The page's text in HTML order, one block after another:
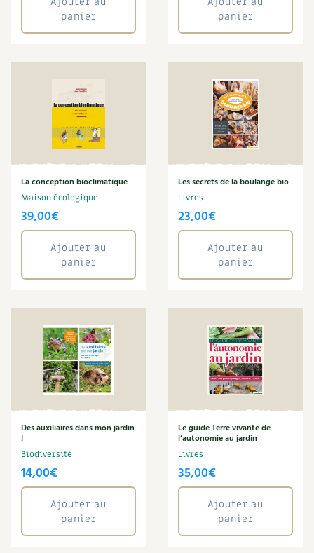
Joseph Chauffrey
Légumes
Maison écologique
Maraîchage
Marc Dufumier
Marie Chioca
Marie-Laure Tombini
Martine Cotinat
Matériaux
Mathilde Magnan
Mauvaise herbe
Maux
Meuble
Microferme
Muret
Noix
Nourriture
Obsèques
Œuf
Oiseaux
Optimiser l'espace
Organisation
Paillage
Pain
Peinture
Pelouse
panier
panier
La conception bioclimatique
Maison écologique
39,00€
Ajouter au
panier
Les secrets de la boulange bio
Livres
23,00€
Ajouter au
panier
Des auxiliaires dans mon jardin
!
Biodiversité
14,00€
Ajouter au
panier
Le guide Terre vivante de
l’autonomie au jardin
Livres
35,00€
Ajouter au
panier